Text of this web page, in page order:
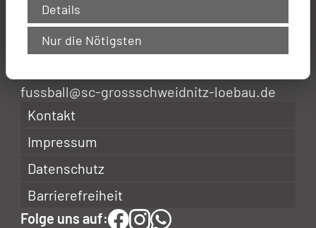
Sportclub Großschweidnitz - Löbau e.V.
Ernst-Thälmann-Straße 45b
02708 Großschweidnitz
fussball@sc-grossschweidnitz-loebau.de
Kontakt
Impressum
Datenschutz
Barrierefreiheit
Folge uns auf:
Details
Nur die Nötigsten